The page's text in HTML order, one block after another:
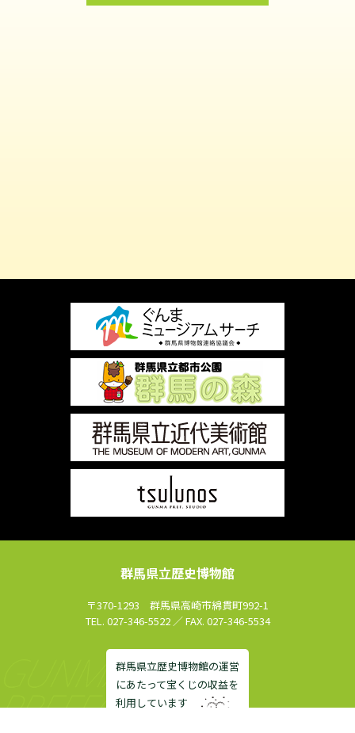
群馬県立歴史博物館
〒370-1293 群馬県高崎市綿貫町992-1
TEL. 027-346-5522 ／ FAX. 027-346-5534
群馬県立歴史博物館の運営
にあたって宝くじの収益を
利用しています